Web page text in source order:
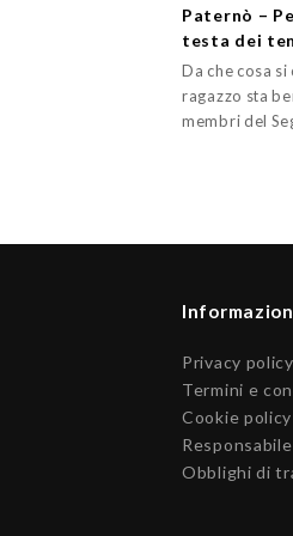
Paternò –
testa dei
Da che cosa si
ragazzo sta
membri del
Privacy policy
Termini e
Cookie policy
Obblighi di